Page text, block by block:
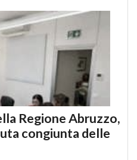
Regione Abruzzo,
congiunta delle